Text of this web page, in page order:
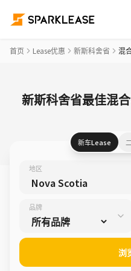
首页 Lease优惠 新斯科舍省 混
新斯科舍省最佳混
新车Lease
地区
品牌
浏